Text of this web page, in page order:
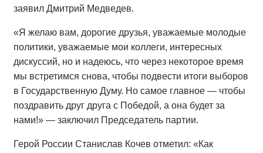
заявил Дмитрий Медведев.
«Я желаю вам, дорогие друзья, уважаемые молодые
политики, уважаемые мои коллеги, интересных
дискуссий, но и надеюсь, что через некоторое время
мы встретимся снова, чтобы подвести итоги выборов
в Государственную Думу. Но самое главное — чтобы
поздравить друг друга с Победой, а она будет за
нами!» — заключил Председатель партии.
Герой России Станислав Кочев отметил: «Как